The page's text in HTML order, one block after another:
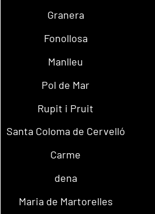
Granera
Fonollosa
Manlleu
Pol de Mar
Rupit i Pruit
Santa Coloma de Cervelló
Carme
dena
Maria de Martorelles